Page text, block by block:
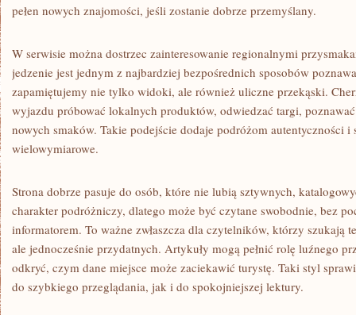
pełen nowych znajomości, jeśli zostanie dobrze przemyślany.
W serwisie można dostrzec zainteresowanie regionalnymi
jedzenie jest jednym z najbardziej bezpośrednich sposobów
zapamiętujemy nie tylko widoki, ale również uliczne przekąski.
wyjazdu próbować lokalnych produktów, odwiedzać targi,
nowych smaków. Takie podejście dodaje podróżom autentyczności i
wielowymiarowe.
Strona dobrze pasuje do osób, które nie lubią sztywnych,
charakter podróżniczy, dlatego może być czytane swobodnie, bez
informatorem. To ważne zwłaszcza dla czytelników, którzy szukają
ale jednocześnie przydatnych. Artykuły mogą pełnić rolę luźnego
odkryć, czym dane miejsce może zaciekawić turystę. Taki styl
do szybkiego przeglądania, jak i do spokojniejszej lektury.